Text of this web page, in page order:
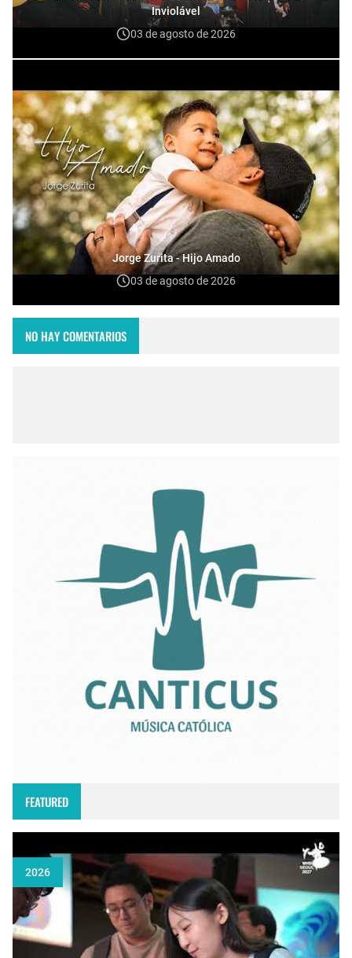
Inviolável
03 de agosto de 2026
Jorge Zurita - Hijo Amado
03 de agosto de 2026
NO HAY COMENTARIOS
FEATURED
2026